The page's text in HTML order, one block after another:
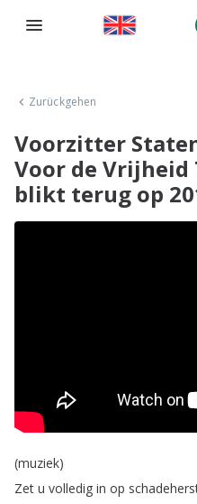
Zurückgehen
Voorzitter
Voor de Vrijheid
blikt terug op
(muziek)
Zet u volledig in op